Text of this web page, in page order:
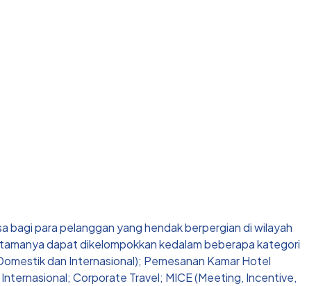
bagi para pelanggan yang hendak berpergian di wilayah
dapat dikelompokkan kedalam beberapa kategori
dan Internasional); Pemesanan Kamar Hotel
Corporate Travel; MICE (Meeting, Incentive,